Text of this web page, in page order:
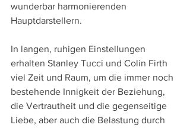
wunderbar harmonierenden
Hauptdarstellern.
In langen, ruhigen Einstellungen
erhalten Stanley Tucci und Colin Firth
viel Zeit und Raum, um die immer noch
bestehende Innigkeit der Beziehung,
die Vertrautheit und die gegenseitige
Liebe, aber auch die Belastung durch